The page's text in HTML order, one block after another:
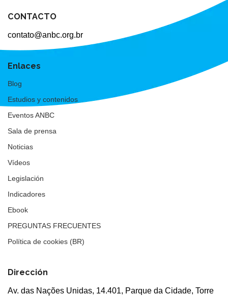
CONTACTO
contato@anbc.org.br
Enlaces
Blog
Estudios y contenidos
Eventos ANBC
Sala de prensa
Noticias
Vídeos
Legislación
Indicadores
Ebook
PREGUNTAS FRECUENTES
Política de cookies (BR)
Dirección
Av. das Nações Unidas, 14.401, Parque da Cidade, Torre